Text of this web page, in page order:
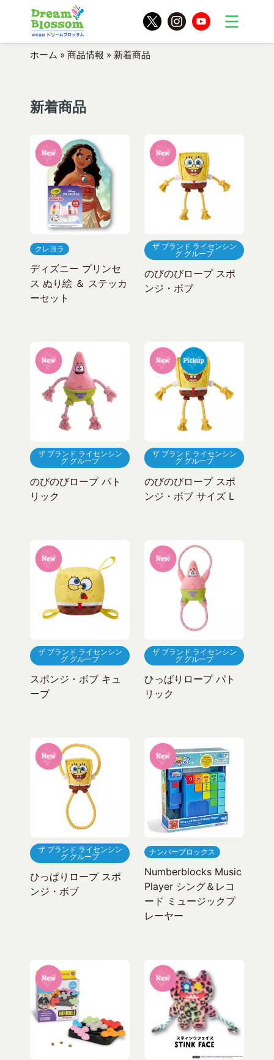
ホーム » 商品情報 » 新着商品
新着商品
クレヨラ
ディズニー プリンセ
ス ぬり絵 ＆ ステッカ
ーセット
ザ ブランド ライセンシン
グ グループ
のびのびロープ スポ
ンジ・ボブ
ザ ブランド ライセンシン
グ グループ
のびのびロープ パト
リック
ザ ブランド ライセンシン
グ グループ
のびのびロープ スポ
ンジ・ボブ サイズ L
ザ ブランド ライセンシン
グ グループ
スポンジ・ボブ キュ
ーブ
ザ ブランド ライセンシン
グ グループ
ひっぱりロープ パト
リック
ザ ブランド ライセンシン
グ グループ
ひっぱりロープ スポ
ンジ・ボブ
ナンバーブロックス
Numberblocks Music
Player シング＆レコ
ード ミュージックプ
レーヤー